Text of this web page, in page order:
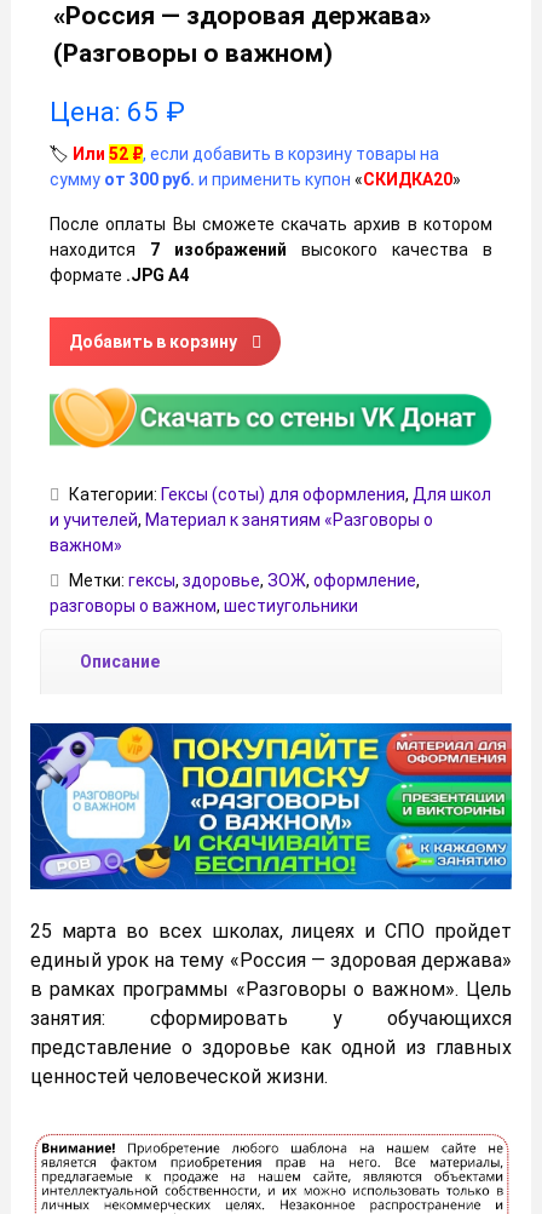
«Россия — здоровая держава»
(Разговоры о важном)
Цена: 65 ₽
🏷️ Или 52 ₽, если добавить в корзину товары на
сумму от 300 руб. и применить купон «СКИДКА20»
После оплаты Вы сможете скачать архив в котором
находится 7 изображений высокого качества в
формате .JPG А4
Количество товара Гексы (соты) для оформления
Добавить в корзину
Категории: Гексы (соты) для оформления, Для школ
и учителей, Материал к занятиям «Разговоры о
важном»
Метки: гексы, здоровье, ЗОЖ, оформление,
разговоры о важном, шестиугольники
Описание
25 марта во всех школах, лицеях и СПО пройдет
единый урок на тему «Россия — здоровая держава»
в рамках программы «Разговоры о важном». Цель
занятия: сформировать у обучающихся
представление о здоровье как одной из главных
ценностей человеческой жизни.